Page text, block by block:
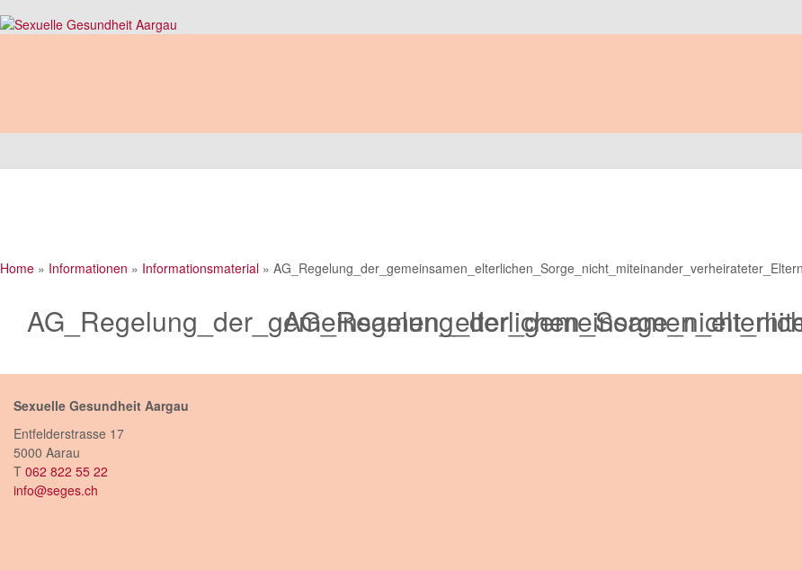
Home » Informationen » Informationsmaterial » AG_Regelung_der_gemeinsamen_elterlichen_Sorge_nicht_miteinander_verheirateter_Eltern
Sexuelle Gesundheit Aargau
Entfelderstrasse 17
5000 Aarau
T 062 822 55 22
info@seges.ch